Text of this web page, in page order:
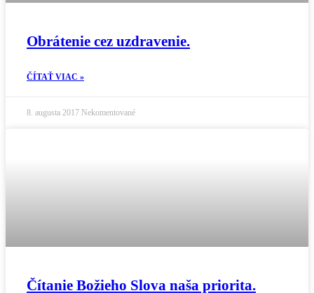
Obrátenie cez uzdravenie.
ČÍTAŤ VIAC »
8. augusta 2017 Nekomentované
Čítanie Božieho Slova naša priorita.